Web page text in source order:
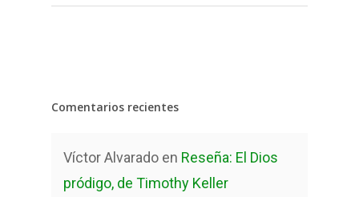
Comentarios recientes
Víctor Alvarado en Reseña: El Dios
pródigo, de Timothy Keller